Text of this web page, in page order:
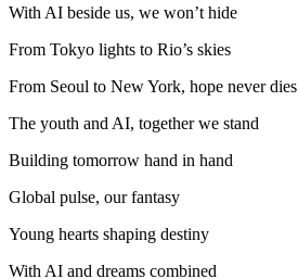
With AI beside us, we won’t hide
From Tokyo lights to Rio’s skies
From Seoul to New York, hope never dies
The youth and AI, together we stand
Building tomorrow hand in hand
Global pulse, our fantasy
Young hearts shaping destiny
With AI and dreams combined